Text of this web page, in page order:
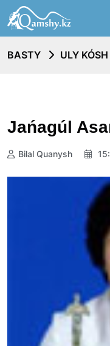
BASTY ULY KÓSH
Jańagúl
Bilal Quanysh